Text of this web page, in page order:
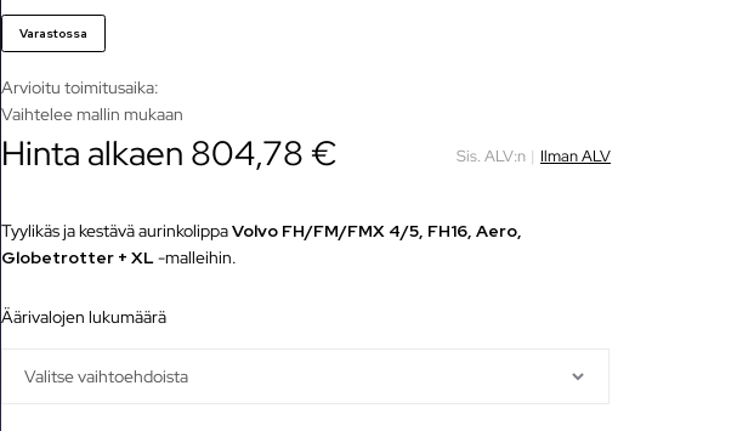
Varastossa
Arvioitu toimitusaika:
Vaihtelee mallin mukaan
Hinta alkaen 804,78 € Sis. ALV:n | Ilman ALV
Tyylikäs ja kestävä aurinkolippaVolvo FH/FM/FMX 4/5, FH16, Aero,
Globetrotter + XL -malleihin.
äärivalojen lukumäärä